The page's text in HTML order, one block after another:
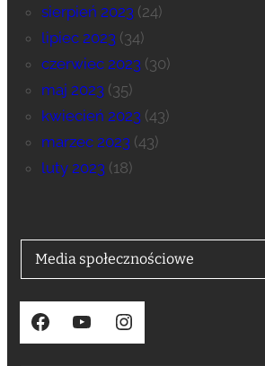
sierpień 2023(24)
lipiec 2023(34)
czerwiec 2023(30)
maj 2023(35)
kwiecień 2023(43)
marzec 2023(43)
luty 2023(18)
Media społecznościowe
Facebook YouTube Instagram